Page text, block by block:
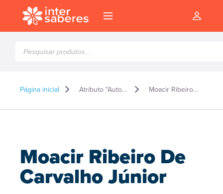
produtos
Página inicial Atributo "Autor" de produto Moacir Ribeiro De Carvalho Júnior
Moacir Ribeiro De
Carvalho Júnior